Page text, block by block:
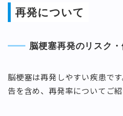
再発について
脳梗塞再発のリスク・
脳梗塞は再発しやすい疾患で
告を含め、再発率についてご紹